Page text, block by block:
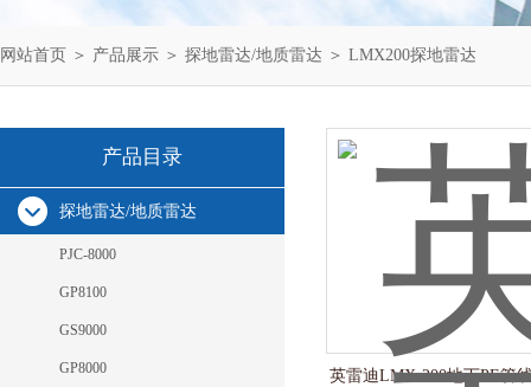
网站首页 ＞ 产品展示 ＞ 探地雷达/地质雷达 ＞ LMX200探地雷达
产品目录
探地雷达/地质雷达
PJC-8000
GP8100
GS9000
GP8000
英雷迪LMX-200地下PE管